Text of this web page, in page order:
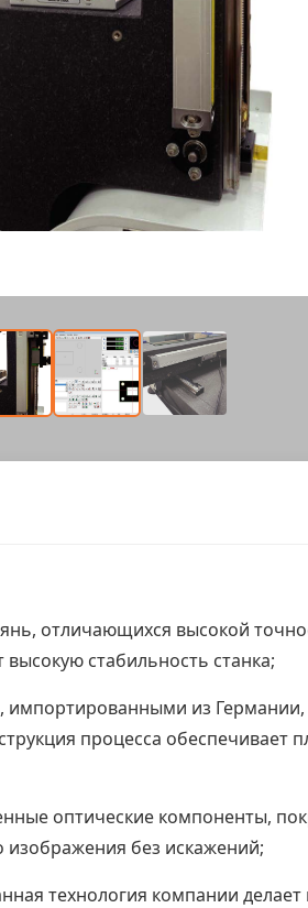
отличающихся высокой
стабильность станка;
из Германии,
процесса обеспечивает
оптические компоненты,
изображения без искажений;
технология компании